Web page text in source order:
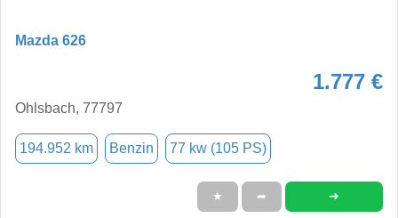
Mazda 626
1.777 €
Ohlsbach, 77797
194.952 km Benzin 77 kw (105 PS)
★ ➦ ➜